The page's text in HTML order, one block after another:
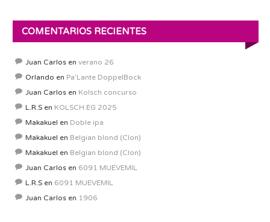
COMENTARIOS RECIENTES
Juan Carlos en verano 26
Orlando en Pa’Lante DoppelBock
Juan Carlos en Kolsch concurso
L.R.S en KOLSCH EG 2025
Makakuel en Doble ipa
Makakuel en Belgian blond (Clon)
Makakuel en Belgian blond (Clon)
Juan Carlos en 6091 MUEVEMIL
L.R.S en 6091 MUEVEMIL
Juan Carlos en 1906